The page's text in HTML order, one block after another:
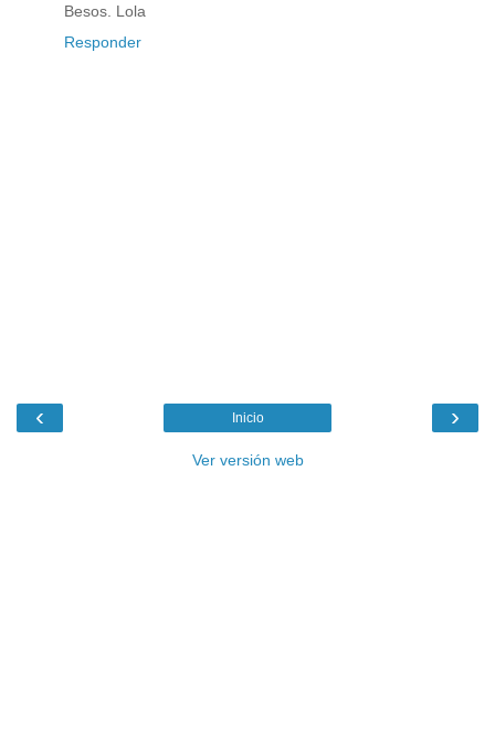
Besos. Lola
Responder
‹ ›
Inicio
Ver versión web